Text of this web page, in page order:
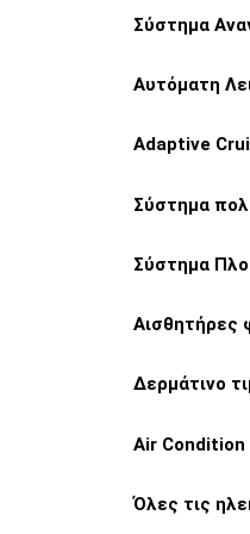
Σύστημα
Αυτόματη
Adaptive
Σύστημα
Σύστημα
Δερμάτινο
Air Condition
Όλες τις